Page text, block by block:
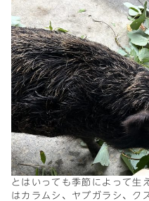
とはいっても季節によって生
はカラムシ、ヤブガラシ、ク